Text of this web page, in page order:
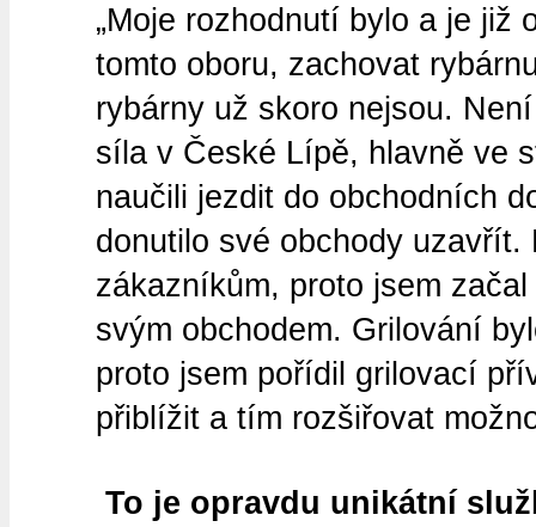
„Moje rozhodnutí bylo a je již
tomto oboru, zachovat
rybárny už skoro nejsou.
síla v České Lípě, hlavně ve
naučili jezdit do obchodních
donutilo své obchody
zákazníkům, proto jsem
svým obchodem. Grilování
proto jsem pořídil grilovací
přiblížit a tím rozšiřovat
To je opravdu unikátní